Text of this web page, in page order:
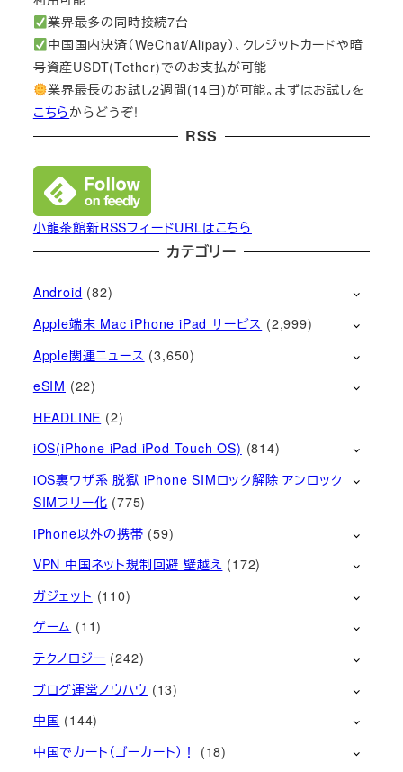
業界最多の同時接続7台
中国国内決済（WeChat/Alipay）、クレジットカードや暗
号資産USDT(Tether)でのお支払が可能
業界最長のお試し2週間(14日)が可能。まずはお試しを
こちらからどうぞ!
RSS
小龍茶館新RSSフィードURLはこちら
カテゴリー
Android (82)
Apple端末 Mac iPhone iPad サービス (2,999)
Apple関連ニュース (3,650)
eSIM (22)
HEADLINE (2)
iOS(iPhone iPad iPod Touch OS) (814)
iOS裏ワザ系 脱獄 iPhone SIMロック解除 アンロック
SIMフリー化 (775)
iPhone以外の携帯 (59)
VPN 中国ネット規制回避 壁越え (172)
ガジェット (110)
ゲーム (11)
テクノロジー (242)
ブログ運営ノウハウ (13)
中国 (144)
中国でカート（ゴーカート）！
(18)